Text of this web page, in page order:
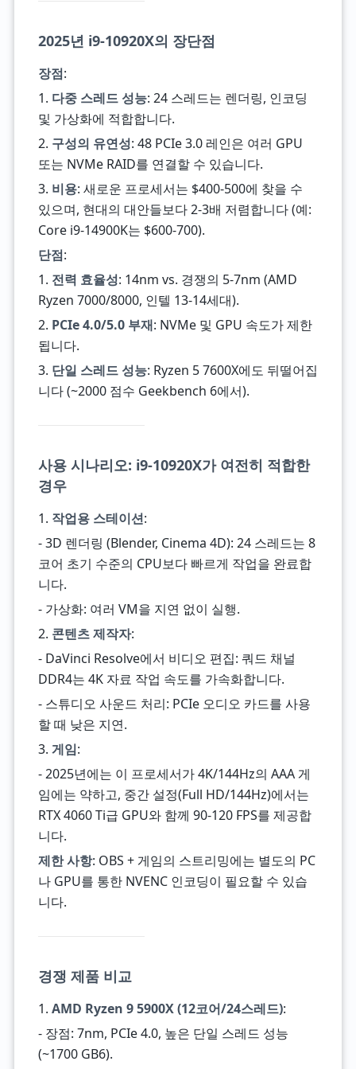
2025년 i9-10920X의 장단점
장점:
1. 다중 스레드 성능: 24 스레드는 렌더링, 인코딩
및 가상화에 적합합니다.
2. 구성의 유연성: 48 PCIe 3.0 레인은 여러 GPU
또는 NVMe RAID를 연결할 수 있습니다.
3. 비용: 새로운 프로세서는 $400-500에 찾을 수
있으며, 현대의 대안들보다 2-3배 저렴합니다 (예:
Core i9-14900K는 $600-700).
단점:
1. 전력 효율성: 14nm vs. 경쟁의 5-7nm (AMD
Ryzen 7000/8000, 인텔 13-14세대).
2. PCIe 4.0/5.0 부재: NVMe 및 GPU 속도가 제한
됩니다.
3. 단일 스레드 성능: Ryzen 5 7600X에도 뒤떨어집
니다 (~2000 점수 Geekbench 6에서).
사용 시나리오: i9-10920X가 여전히 적합한
경우
1. 작업용 스테이션:
- 3D 렌더링 (Blender, Cinema 4D): 24 스레드는 8
코어 초기 수준의 CPU보다 빠르게 작업을 완료합
니다.
- 가상화: 여러 VM을 지연 없이 실행.
2. 콘텐츠 제작자:
- DaVinci Resolve에서 비디오 편집: 쿼드 채널
DDR4는 4K 자료 작업 속도를 가속화합니다.
- 스튜디오 사운드 처리: PCIe 오디오 카드를 사용
할 때 낮은 지연.
3. 게임:
- 2025년에는 이 프로세서가 4K/144Hz의 AAA 게
임에는 약하고, 중간 설정(Full HD/144Hz)에서는
RTX 4060 Ti급 GPU와 함께 90-120 FPS를 제공합
니다.
제한 사항: OBS + 게임의 스트리밍에는 별도의 PC
나 GPU를 통한 NVENC 인코딩이 필요할 수 있습
니다.
경쟁 제품 비교
1. AMD Ryzen 9 5900X (12코어/24스레드):
- 장점: 7nm, PCIe 4.0, 높은 단일 스레드 성능
(~1700 GB6).